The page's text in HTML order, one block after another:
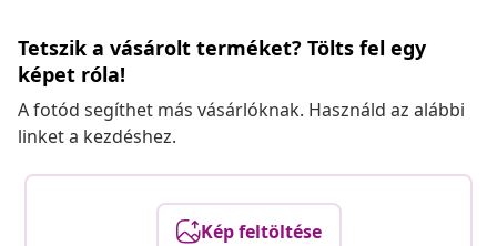
Tetszik a vásárolt terméket? Tölts fel egy
képet róla!
A fotód segíthet más vásárlóknak. Használd az alábbi
linket a kezdéshez.
Kép feltöltése